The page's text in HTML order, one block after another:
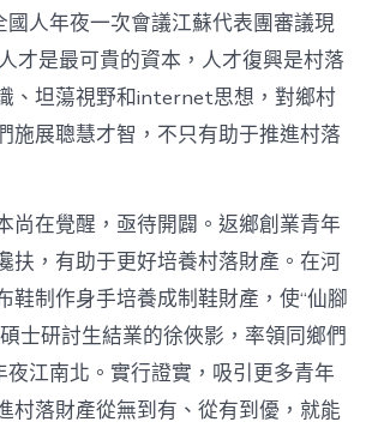
國人年夜一次會議江蘇代表團審議現
人才是最可貴的資本，人才復興是村落
、坦蕩視野和internet思想，對鄉村
施展聰慧才智，不只有助于推進村落
尚在覺醒，亟待開闢。返鄉創業青年
扶，有助于更好培養村落財產。在河
制作身手培養成制鞋財產，使“仙腳
士研討生結業的徐俠影，率領同鄉們
江南北。實行證實，吸引更多青年
村落財產從無到有、從有到優，就能